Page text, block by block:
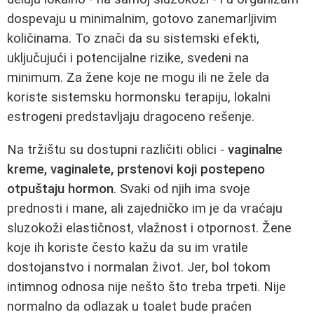
dospevaju u minimalnim, gotovo zanemarljivim
količinama. To znači da su sistemski efekti,
uključujući i potencijalne rizike, svedeni na
minimum. Za žene koje ne mogu ili ne žele da
koriste sistemsku hormonsku terapiju, lokalni
estrogeni predstavljaju dragoceno rešenje.
Na tržištu su dostupni različiti oblici - vaginalne
kreme, vaginalete, prstenovi koji postepeno
otpuštaju hormon. Svaki od njih ima svoje
prednosti i mane, ali zajedničko im je da vraćaju
sluzokoži elastičnost, vlažnost i otpornost. Žene
koje ih koriste često kažu da su im vratile
dostojanstvo i normalan život. Jer, bol tokom
intimnog odnosa nije nešto što treba trpeti. Nije
normalno da odlazak u toalet bude praćen